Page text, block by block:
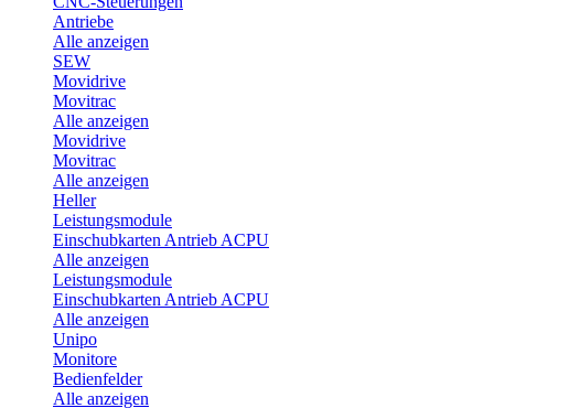
Antriebe
Alle anzeigen
SEW
Movidrive
Movitrac
Alle anzeigen
Movidrive
Movitrac
Alle anzeigen
Heller
Leistungsmodule
Einschubkarten Antrieb ACPU
Alle anzeigen
Leistungsmodule
Einschubkarten Antrieb ACPU
Alle anzeigen
Unipo
Monitore
Bedienfelder
Alle anzeigen